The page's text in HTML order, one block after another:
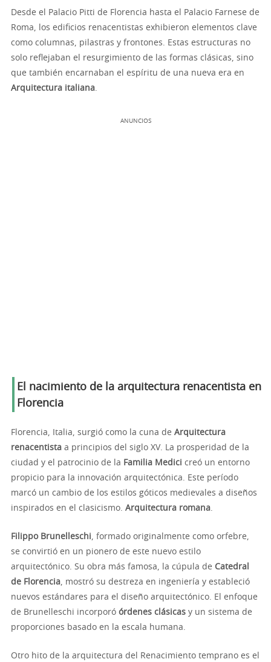
Desde el Palacio Pitti de Florencia hasta el Palacio Farnese de
Roma, los edificios renacentistas exhibieron elementos clave
como columnas, pilastras y frontones. Estas estructuras no
solo reflejaban el resurgimiento de las formas clásicas, sino
que también encarnaban el espíritu de una nueva era en
Arquitectura italiana.
ANUNCIOS
El nacimiento de la arquitectura renacentista en
Florencia
Florencia, Italia, surgió como la cuna de Arquitectura
renacentista a principios del siglo XV. La prosperidad de la
ciudad y el patrocinio de la Familia Medici creó un entorno
propicio para la innovación arquitectónica. Este período
marcó un cambio de los estilos góticos medievales a diseños
inspirados en el clasicismo. Arquitectura romana.
Filippo Brunelleschi, formado originalmente como orfebre,
se convirtió en un pionero de este nuevo estilo
arquitectónico. Su obra más famosa, la cúpula de Catedral
de Florencia, mostró su destreza en ingeniería y estableció
nuevos estándares para el diseño arquitectónico. El enfoque
de Brunelleschi incorporó órdenes clásicas y un sistema de
proporciones basado en la escala humana.
Otro hito de la arquitectura del Renacimiento temprano es el